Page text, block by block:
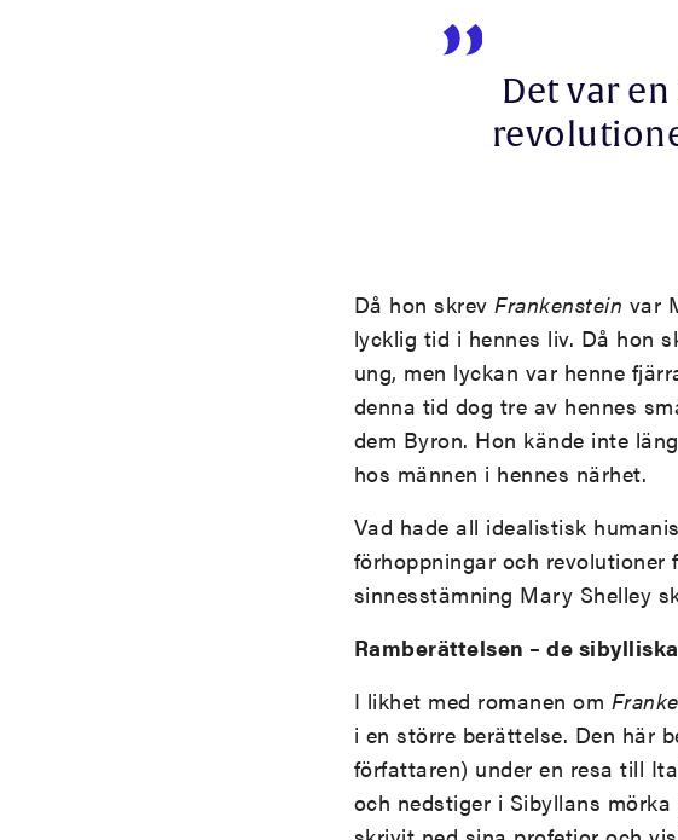
Det var
Då hon skrev Frankenstein var
lycklig tid i hennes liv. Då hon
ung, men lyckan var henne
denna tid dog tre av hennes
dem Byron. Hon kände inte
hos männen i hennes närhet.
Vad hade all idealistisk
förhoppningar och
sinnesstämning Mary Shelley
Ramberättelsen – de
I likhet med romanen om
i en större berättelse. Den här
författaren) under en resa till
och nedstiger i Sibyllans